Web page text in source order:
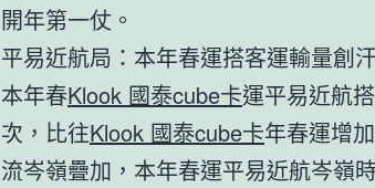
開年第一仗。
平易近航局：本年春運搭客運輸量創
本年春Klook 國泰cube卡運平易近航
次，比往Klook 國泰cube卡年春運增
流岑嶺疊加，本年春運平易近航岑嶺